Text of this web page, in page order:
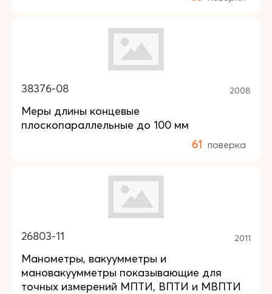
38376-08 2008
Меры длины концевые
плоскопараллельные до 100 мм
61 поверка
26803-11 2011
Манометры, вакуумметры и
мановакуумметры показывающие для
точных измерений МПТИ, ВПТИ и МВПТИ